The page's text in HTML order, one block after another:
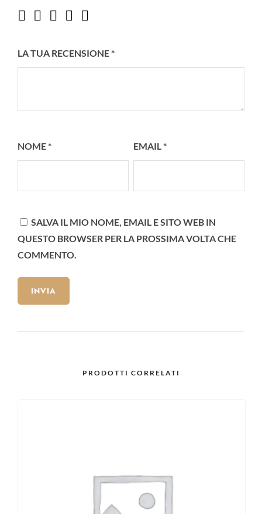
LA TUA RECENSIONE*
NOME* EMAIL*
SALVA IL MIO NOME, EMAIL E SITO WEB IN
QUESTO BROWSER PER LA PROSSIMA VOLTA CHE
COMMENTO.
PRODOTTI CORRELATI